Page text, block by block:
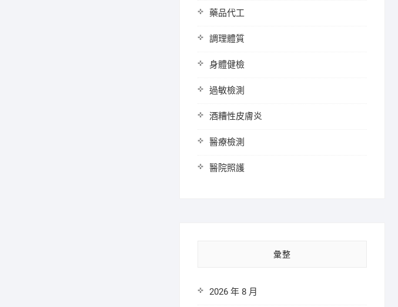
藥品代工
調理體質
身體健檢
過敏檢測
酒糟性皮膚炎
醫療檢測
醫院照護
彙整
2026 年 8 月